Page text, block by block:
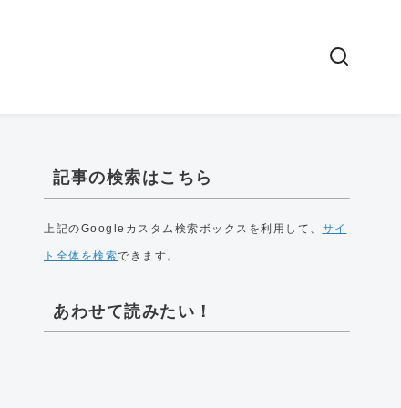
記事の検索はこちら
上記のGoogleカスタム検索ボックスを利用して、 サイ
ト全体を検索できます。
あわせて読みたい！